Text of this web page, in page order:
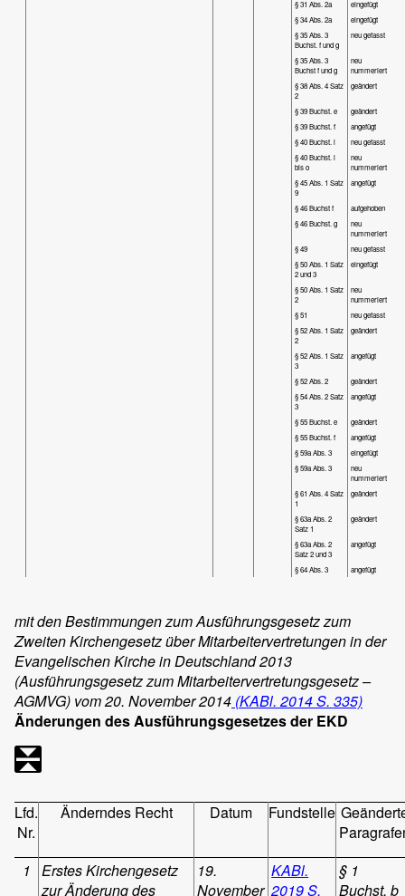
§ 31 Abs. 2a
eingefügt
§ 34 Abs. 2a
eingefügt
§ 35 Abs. 3
Buchst. f und g
neu gefasst
§ 35 Abs. 3
Buchst f und g
neu
nummeriert
§ 38 Abs. 4 Satz
2
geändert
§ 39 Buchst. e
geändert
§ 39 Buchst. f
angefügt
§ 40 Buchst. i
neu gefasst
§ 40 Buchst. i
bis o
neu
nummeriert
§ 45 Abs. 1 Satz
9
angefügt
§ 46 Buchst f
aufgehoben
§ 46 Buchst. g
neu
nummeriert
§ 49
neu gefasst
§ 50 Abs. 1 Satz
2 und 3
eingefügt
§ 50 Abs. 1 Satz
2
neu
nummeriert
§ 51
neu gefasst
§ 52 Abs. 1 Satz
2
geändert
§ 52 Abs. 1 Satz
3
angefügt
§ 52 Abs. 2
geändert
§ 54 Abs. 2 Satz
3
angefügt
§ 55 Buchst. e
geändert
§ 55 Buchst. f
angefügt
§ 59a Abs. 3
eingefügt
§ 59a Abs. 3
neu
nummeriert
§ 61 Abs. 4 Satz
1
geändert
§ 63a Abs. 2
Satz 1
geändert
§ 63a Abs. 2
Satz 2 und 3
angefügt
§ 64 Abs. 3 angefügt
mit den Bestimmungen zum Ausführungsgesetz zum
Zweiten Kirchengesetz über Mitarbeitervertretungen in der
Evangelischen Kirche in Deutschland 2013
(Ausführungsgesetz zum Mitarbeitervertretungsgesetz –
AGMVG) vom20. November 2014 (KABl. 2014 S. 335)
Änderungen des Ausführungsgesetzes der EKD
Lfd.
Nr.
Änderndes Recht Datum Fundstelle
1
Erstes Kirchengesetz
zur Änderung des
19.
November
KABl.
2019 S.
§ 1
Buchst. b